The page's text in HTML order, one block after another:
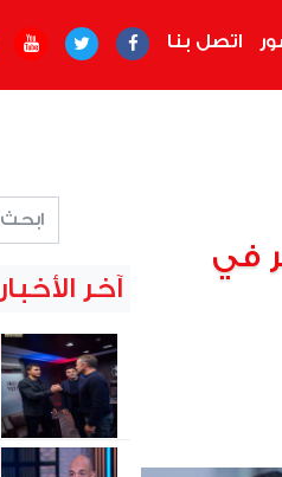
اتصل بنا
في
آخر الأخبار